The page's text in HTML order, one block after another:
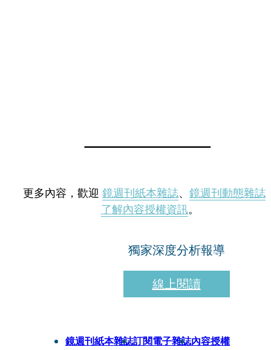
更多內容，歡迎 鏡週刊紙本雜誌、 鏡週刊動態雜誌
了解內容授權資訊。
獨家深度分析報導
線上閱讀
鏡週刊紙本雜誌訂閱電子雜誌內容授權